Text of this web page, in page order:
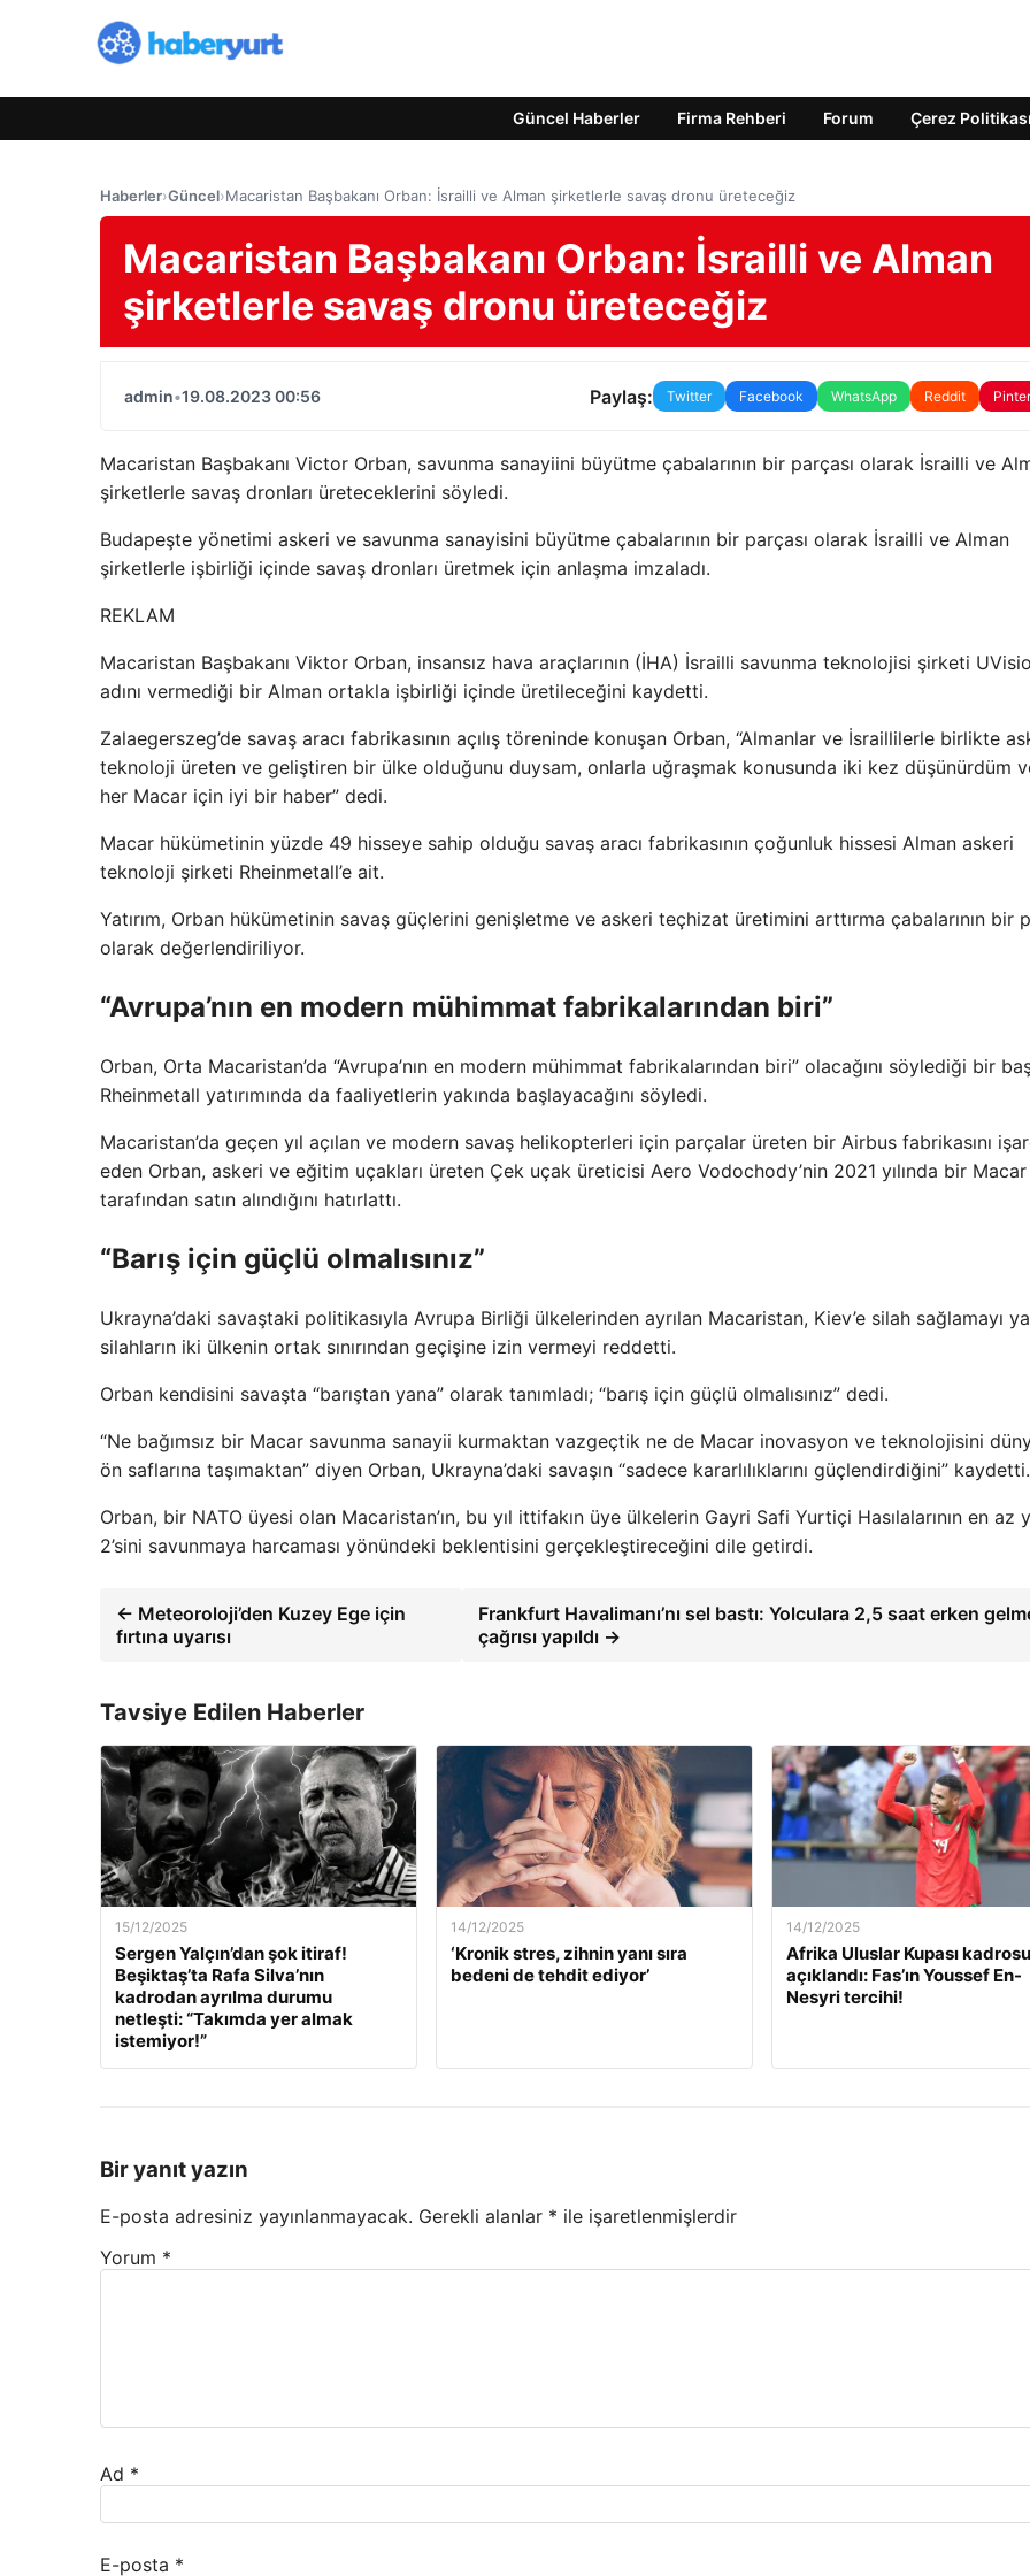
Güncel Haberler Firma Rehberi Forum Çerez Politikası
Haberler›Güncel›Macaristan Başbakanı Orban: İsrailli ve Alman şirketlerle savaş dronu üreteceğiz
Macaristan Başbakanı Orban: İsrailli ve Alman
şirketlerle savaş dronu üreteceğiz
admin•19.08.2023 00:56 Paylaş: Twitter Facebook WhatsApp Reddit
Macaristan Başbakanı Victor Orban, savunma sanayiini büyütme çabalarının bir parçası olarak İsrailli ve
şirketlerle savaş dronları üreteceklerini söyledi.
Budapeşte yönetimi askeri ve savunma sanayisini büyütme çabalarının bir parçası olarak İsrailli ve Alman
şirketlerle işbirliği içinde savaş dronları üretmek için anlaşma imzaladı.
REKLAM
Macaristan Başbakanı Viktor Orban, insansız hava araçlarının (İHA) İsrailli savunma teknolojisi şirketi
adını vermediği bir Alman ortakla işbirliği içinde üretileceğini kaydetti.
Zalaegerszeg’de savaş aracı fabrikasının açılış töreninde konuşan Orban, “Almanlar ve İsraillilerle birlikte
teknoloji üreten ve geliştiren bir ülke olduğunu duysam, onlarla uğraşmak konusunda iki kez düşünürdüm
her Macar için iyi bir haber” dedi.
Macar hükümetinin yüzde 49 hisseye sahip olduğu savaş aracı fabrikasının çoğunluk hissesi Alman askeri
teknoloji şirketi Rheinmetall’e ait.
Yatırım, Orban hükümetinin savaş güçlerini genişletme ve askeri teçhizat üretimini arttırma çabalarının bir
olarak değerlendiriliyor.
“Avrupa’nın en modern mühimmat fabrikalarından biri”
Orban, Orta Macaristan’da “Avrupa’nın en modern mühimmat fabrikalarından biri” olacağını söylediği bir
Rheinmetall yatırımında da faaliyetlerin yakında başlayacağını söyledi.
Macaristan’da geçen yıl açılan ve modern savaş helikopterleri için parçalar üreten bir Airbus fabrikasını
eden Orban, askeri ve eğitim uçakları üreten Çek uçak üreticisi Aero Vodochody’nin 2021 yılında bir
tarafından satın alındığını hatırlattı.
“Barış için güçlü olmalısınız”
Ukrayna’daki savaştaki politikasıyla Avrupa Birliği ülkelerinden ayrılan Macaristan, Kiev’e silah sağlamayı
silahların iki ülkenin ortak sınırından geçişine izin vermeyi reddetti.
Orban kendisini savaşta “barıştan yana” olarak tanımladı; “barış için güçlü olmalısınız” dedi.
“Ne bağımsız bir Macar savunma sanayii kurmaktan vazgeçtik ne de Macar inovasyon ve teknolojisini
ön saflarına taşımaktan” diyen Orban, Ukrayna’daki savaşın “sadece kararlılıklarını güçlendirdiğini” kaydetti.
Orban, bir NATO üyesi olan Macaristan’ın, bu yıl ittifakın üye ülkelerin Gayri Safi Yurtiçi Hasılalarının en az
2’sini savunmaya harcaması yönündeki beklentisini gerçekleştireceğini dile getirdi.
← Meteoroloji’den Kuzey Ege için
fırtına uyarısı
Frankfurt Havalimanı’nı sel bastı: Yolculara 2,5 saat erken
çağrısı yapıldı →
Tavsiye Edilen Haberler
15/12/2025
Sergen Yalçın’dan şok itiraf!
Beşiktaş’ta Rafa Silva’nın
kadrodan ayrılma durumu
netleşti: “Takımda yer almak
istemiyor!”
14/12/2025
‘Kronik stres, zihnin yanı sıra
bedeni de tehdit ediyor’
14/12/2025
Afrika Uluslar Kupası kadrosu
açıklandı: Fas’ın Youssef En-
Nesyri tercihi!
Bir yanıt yazın
E-posta adresiniz yayınlanmayacak. Gerekli alanlar * ile işaretlenmişlerdir
Yorum *
Ad *
E-posta *